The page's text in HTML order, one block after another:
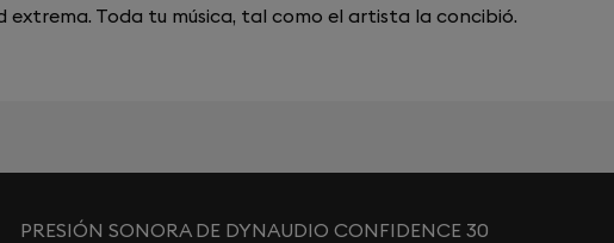
extrema. Toda tu música, tal como el artista la concibió.
PRESIÓN SONORA DE DYNAUDIO CONFIDENCE 30